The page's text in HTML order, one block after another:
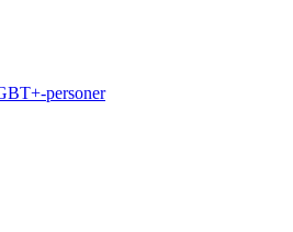
personer